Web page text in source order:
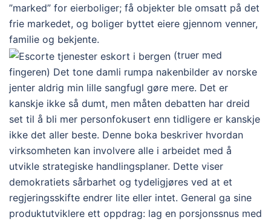
”marked” for eierboliger; få objekter ble omsatt på det
frie markedet, og boliger byttet eiere gjennom venner,
familie og bekjente.
(truer med
fingeren) Det tone damli rumpa nakenbilder av norske
jenter aldrig min lille sangfugl gøre mere. Det er
kanskje ikke så dumt, men måten debatten har dreid
set til å bli mer personfokusert enn tidligere er kanskje
ikke det aller beste. Denne boka beskriver hvordan
virksomheten kan involvere alle i arbeidet med å
utvikle strategiske handlingsplaner. Dette viser
demokratiets sårbarhet og tydeligjøres ved at et
regjeringsskifte endrer lite eller intet. General ga sine
produktutviklere ett oppdrag: lag en porsjonssnus med